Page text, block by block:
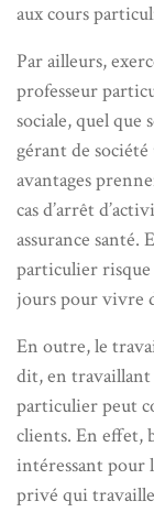
aux cours
Par ailleurs,
professeur
sociale, quel que
gérant de
avantages
cas d’arrêt
assurance santé.
particulier risque
jours pour vivre
En outre, le
dit, en travaillant
particulier peut
clients. En effet,
intéressant pour
privé qui travaille